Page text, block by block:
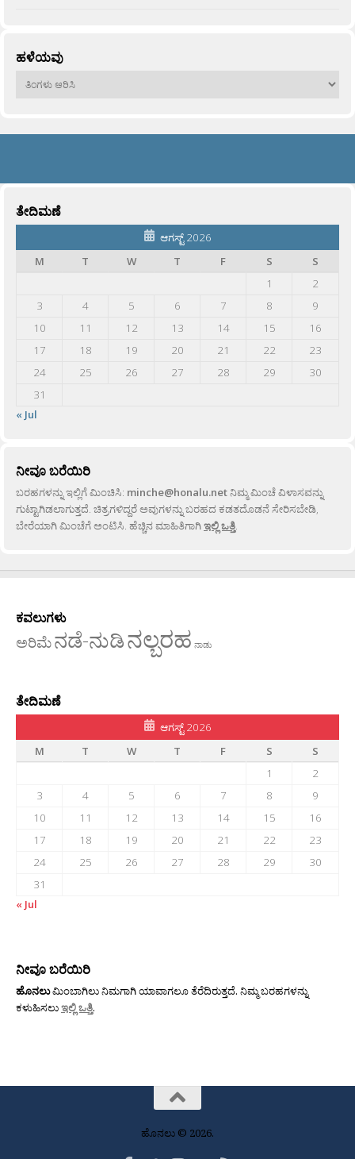
ಹಳೆಯವು
ಹಳೆಯವು
ತೇದಿಮಣೆ
ಆಗಸ್ಟ್ 2026
M
T W T F S
S
1
2
3
4 5 6 7 8
9
10
11 12 13 14 15
16
17
18 19 20 21 22
23
24
25 26 27 28 29
30
31
« Jul
ನೀವೂ ಬರೆಯಿರಿ
ಬರಹಗಳನ್ನು ಇಲ್ಲಿಗೆ ಮಿಂಚಿಸಿ: minche@honalu.netನಿಮ್ಮ ಮಿಂಚೆ ವಿಳಾಸವನ್ನು
ಗುಟ್ಟಾಗಿಡಲಾಗುತ್ತದೆ. ಚಿತ್ರಗಳಿದ್ದರೆ ಅವುಗಳನ್ನು ಬರಹದ ಕಡತದೊಡನೆ ಸೇರಿಸಬೇಡಿ,
ಬೇರೆಯಾಗಿ ಮಿಂಚೆಗೆ ಅಂಟಿಸಿ. ಹೆಚ್ಚಿನ ಮಾಹಿತಿಗಾಗಿಇಲ್ಲಿ ಒತ್ತಿ.
ಕವಲುಗಳು
ಅರಿಮೆನಡೆ-ನುಡಿನಲ್ಬರಹ ನಾಡು
ತೇದಿಮಣೆ
ಆಗಸ್ಟ್ 2026
M
T W T F S
S
1
2
3
4 5 6 7 8
9
10
11 12 13 14 15
16
17
18 19 20 21 22
23
24
25 26 27 28 29
30
31
« Jul
ನೀವೂ ಬರೆಯಿರಿ
ಹೊನಲುಮಿಂಬಾಗಿಲು ನಿಮಗಾಗಿ ಯಾವಾಗಲೂ ತೆರೆದಿರುತ್ತದೆ. ನಿಮ್ಮ ಬರಹಗಳನ್ನು
ಕಳುಹಿಸಲುಇಲ್ಲಿ ಒತ್ತಿ.
ಹೊನಲು © 2026.